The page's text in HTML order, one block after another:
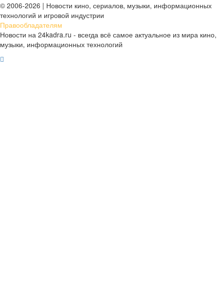
© 2006-2026 | Новости кино, сериалов, музыки, информационных
технологий и игровой индустрии
Правообладателям
Новости на 24kadra.ru - всегда всё самое актуальное из мира кино,
музыки, информационных технологий